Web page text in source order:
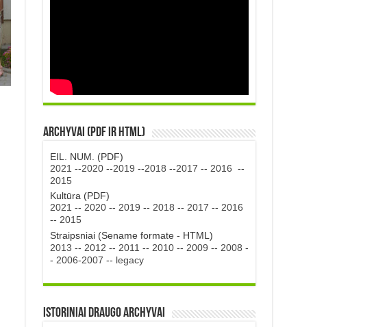
Archyvai (PDF ir HTML)
EIL. NUM. (PDF)
2021 --2020--2019 --2018 --2017 -- 2016 --
2015
Kultūra (PDF)
2021 -- 2020-- 2019 -- 2018 -- 2017 -- 2016
-- 2015
Straipsniai (Sename formate - HTML)
2013 -- 2012 -- 2011 -- 2010-- 2009 -- 2008 -
- 2006-2007 -- legacy
Istoriniai DRAUGO Archyvai